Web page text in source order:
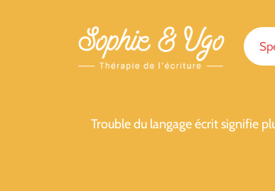
Trouble du langage écrit signifie